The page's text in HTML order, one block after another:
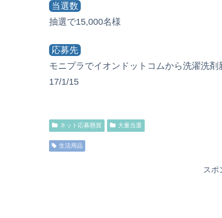
当選数
抽選で15,000名様
応募先
モニプラでイオンドットコムから洗濯洗
17/1/15
ネット応募懸賞 大量当選
生活用品
スポ